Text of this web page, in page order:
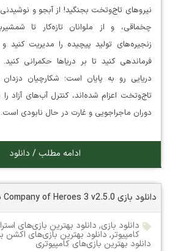
نیروهای تاج‌وتخت بجنگید! از آبجو و نوشیدنی
چخماقی، و از ملوانان تازه‌کار تا
زنجیره‌های تولید پیچیده را مدیریت
فرماندهی کنید تا بر دریاها حکمرانی
دریایی رو به پایان است؛ شکارچیان
تاج‌وتخت اعزام شده‌اند، کنترل آب‌های آزاد
دوران ماجراجویی و غارت در حال نابودی
ادامه مطلب / دانلود
دانلود بازی Company of Heroes 3 v2.5.0 نسخه ElAmigos
دانلود بازی, دانلود بهترین بازی‌های
کامپیوتر,دانلود بهترین بازی‌های اکشن
دانلود بهترین بازی‌های کامپیوتری